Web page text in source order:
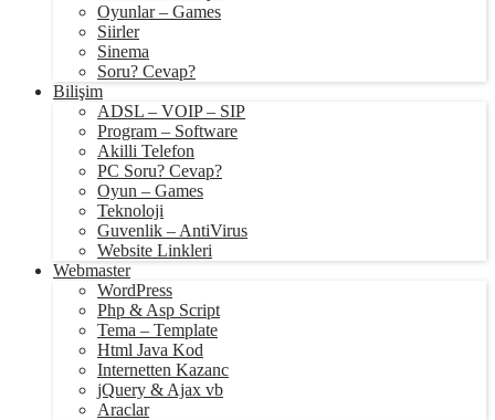
Oyunlar – Games
Siirler
Sinema
Soru? Cevap?
Bilişim
ADSL – VOIP – SIP
Program – Software
Akilli Telefon
PC Soru? Cevap?
Oyun – Games
Teknoloji
Guvenlik – AntiVirus
Website Linkleri
Webmaster
WordPress
Php & Asp Script
Tema – Template
Html Java Kod
Internetten Kazanc
jQuery & Ajax vb
Araclar